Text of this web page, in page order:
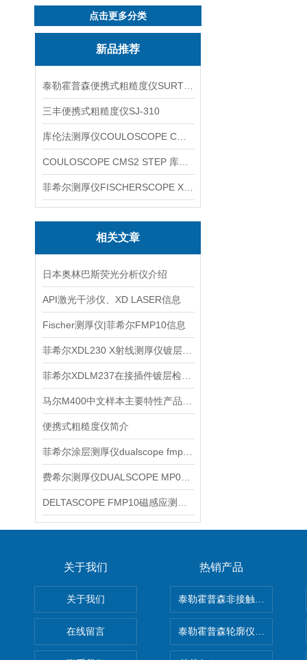
点击更多分类
新品推荐
三丰便携式粗糙度仪SJ-310
相关文章
日本奥林巴斯荧光分析仪介绍
API激光干涉仪、XD LASER信息
Fischer测厚仪|菲希尔FMP10信息
便携式粗糙度仪简介
关于我们
关于我们
在线留言
热销产品
泰勒霍普森非接触式轮廓仪
泰勒霍普森轮廓仪|TAYLOR